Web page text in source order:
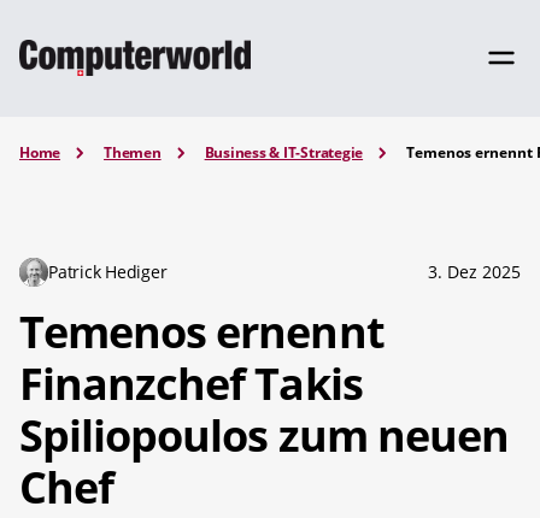
Home Themen Business & IT-Strategie Temenos ernennt
Patrick Hediger 3. Dez 2025
Temenos ernennt
Finanzchef Takis
Spiliopoulos zum neuen
Chef